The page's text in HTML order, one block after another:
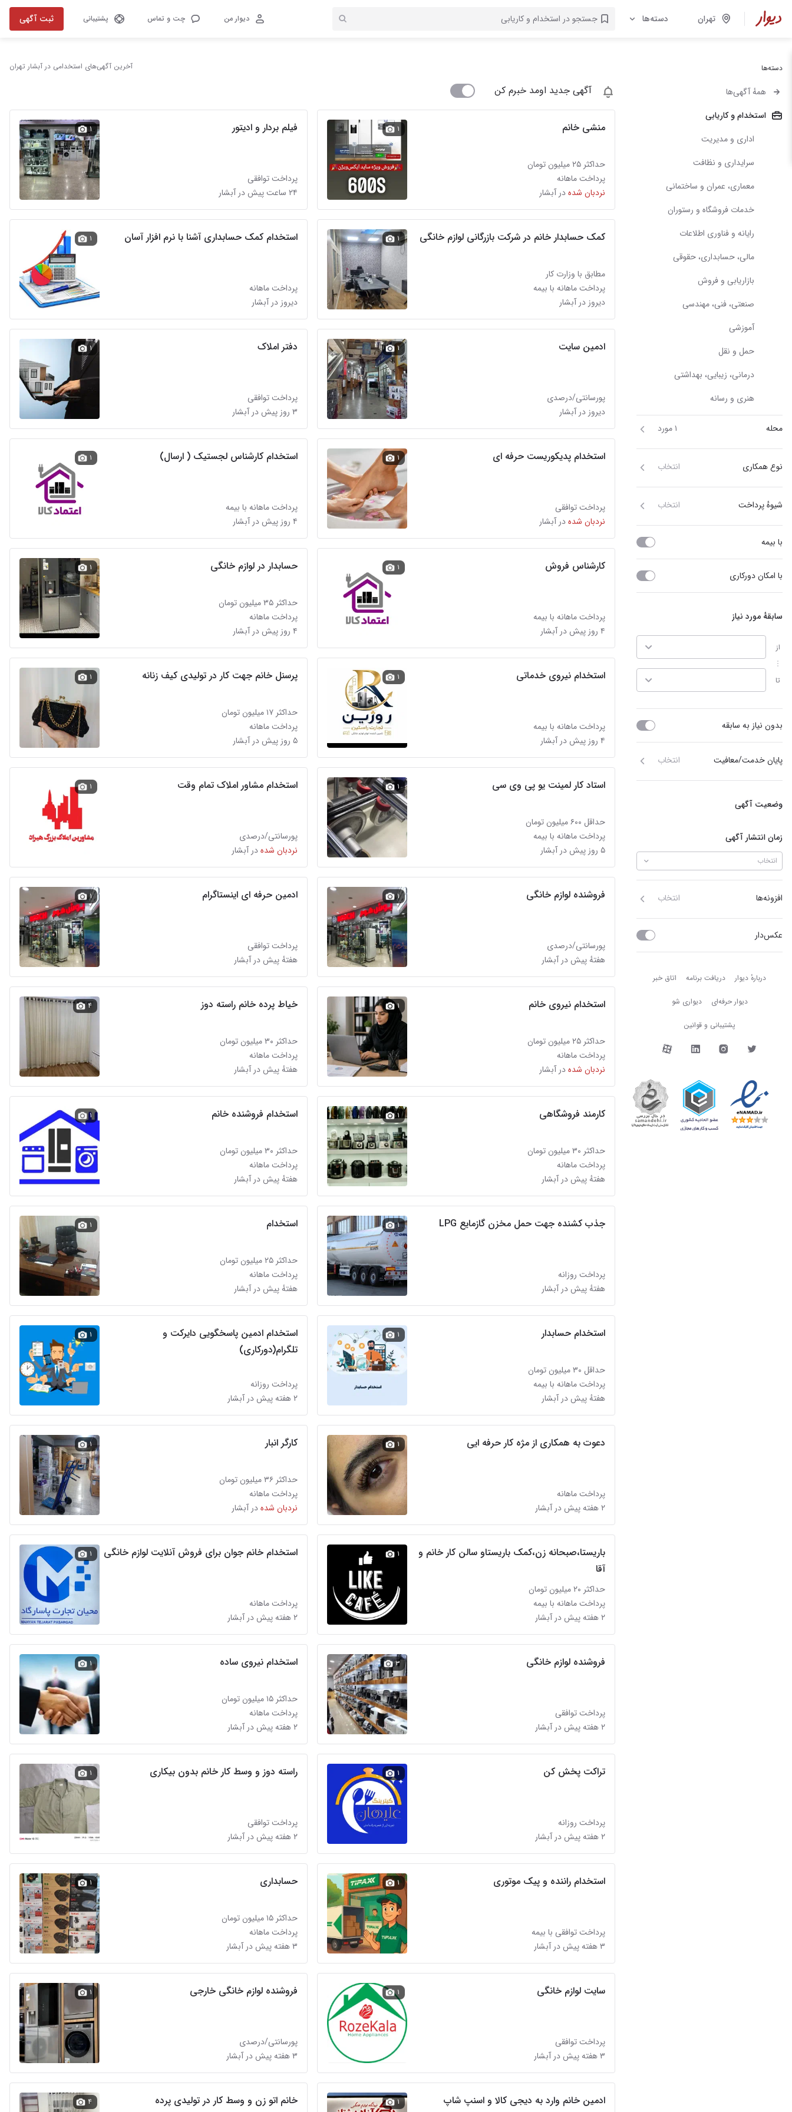
تهران دسته‌ها دیوار من چت و تماس پشتیبانی ثبت آگهی
دسته‌ها
همهٔ آگهی‌ها
استخدام و کاریابی
اداری و مدیریت
سرایداری و نظافت
معماری، عمران و ساختمانی
خدمات فروشگاه و رستوران
رایانه و فناوری اطلاعات
مالی، حسابداری، حقوقی
بازاریابی و فروش
صنعتی، فنی، مهندسی
آموزشی
حمل و نقل
درمانی، زیبایی، بهداشتی
هنری و رسانه
محله ۱ مورد
نوع همکاری انتخاب
شیوهٔ پرداخت انتخاب
با بیمه
با امکان دورکاری
سابقهٔ مورد نیاز
از
تا
بدون نیاز به سابقه
پایان خدمت/معافیت انتخاب
وضعیت آگهی
زمان انتشار آگهی
انتخاب
افزونه‌ها انتخاب
عکس‌دار
دربارهٔ دیوار دربارهٔ دیوار دریافت برنامه اتاق خبر
دیوار حرفه‌ای دیواری شو
پشتیبانی و قوانین
دیوار در شبکه‌های اجتماعی
آخرین آگهی‌های استخدامی در آبشار تهران
آگهی جدید اومد خبرم کن
منشی خانم
حداکثر ۲۵ میلیون تومان
پرداخت ماهانه
نردبان شدهدر آبشار
۱ فیلم بردار و ادیتور
پرداخت توافقی
۲۴ ساعت پیش در آبشار
۱
کمک حسابدار خانم در شرکت بازرگانی لوازم خانگی
مطابق با وزارت کار
پرداخت ماهانه با بیمه
دیروز در آبشار
۱ استخدام کمک حسابداری آشنا با نرم افزار آسان
پرداخت ماهانه
دیروز در آبشار
۱
ادمین سایت
پورسانتی/درصدی
دیروز در آبشار
۱ دفتر املاک
پرداخت توافقی
۳ روز پیش در آبشار
۱
استخدام پدیکوریست حرفه ای
پرداخت توافقی
نردبان شدهدر آبشار
۱ استخدام کارشناس لجستیک ( ارسال)
پرداخت ماهانه با بیمه
۴ روز پیش در آبشار
۱
کارشناس فروش
پرداخت ماهانه با بیمه
۴ روز پیش در آبشار
۱ حسابدار در لوازم خانگی
حداکثر ۳۵ میلیون تومان
پرداخت ماهانه
۴ روز پیش در آبشار
۱
استخدام نیروی خدماتی
پرداخت ماهانه با بیمه
۴ روز پیش در آبشار
۱ پرسنل خانم جهت کار در تولیدی کیف زنانه
حداکثر ۱۷ میلیون تومان
پرداخت ماهانه
۵ روز پیش در آبشار
۱
استاد کار لمینت یو پی وی سی
حداقل ۶۰۰ میلیون تومان
پرداخت ماهانه با بیمه
۵ روز پیش در آبشار
۱ استخدام مشاور املاک تمام وقت
پورسانتی/درصدی
نردبان شدهدر آبشار
۱
فروشنده لوازم خانگی
پورسانتی/درصدی
هفتهٔ پیش در آبشار
۱ ادمین حرفه ای اینستاگرام
پرداخت توافقی
هفتهٔ پیش در آبشار
۱
استخدام نیروی خانم
حداکثر ۲۵ میلیون تومان
پرداخت ماهانه
نردبان شدهدر آبشار
۱ خیاط پرده خانم راسته دوز
حداکثر ۳۰ میلیون تومان
پرداخت ماهانه
هفتهٔ پیش در آبشار
۴
کارمند فروشگاهی
حداکثر ۳۰ میلیون تومان
پرداخت ماهانه
هفتهٔ پیش در آبشار
۱ استخدام فروشنده خانم
حداکثر ۳۰ میلیون تومان
پرداخت ماهانه
هفتهٔ پیش در آبشار
۱
جذب کشنده جهت حمل مخزن گازمایع LPG
پرداخت روزانه
هفتهٔ پیش در آبشار
۱ استخدام
حداکثر ۲۵ میلیون تومان
پرداخت ماهانه
هفتهٔ پیش در آبشار
۱
استخدام حسابدار
حداقل ۳۰ میلیون تومان
پرداخت ماهانه با بیمه
هفتهٔ پیش در آبشار
۱
استخدام ادمین پاسخگویی دایرکت و
تلگرام(دورکاری)
پرداخت روزانه
۲ هفته پیش در آبشار
۱
دعوت به همکاری از مژه کار حرفه ایی
پرداخت ماهانه
۲ هفته پیش در آبشار
۱ کارگر انبار
حداکثر ۳۶ میلیون تومان
پرداخت ماهانه
نردبان شدهدر آبشار
۱
باریستا،صبحانه زن،کمک باریستاو سالن کار خانم و
آقا
حداکثر ۲۰ میلیون تومان
پرداخت ماهانه با بیمه
۲ هفته پیش در آبشار
۱ استخدام خانم جوان برای فروش آنلایت لوازم خانگی
پرداخت ماهانه
۲ هفته پیش در آبشار
۱
فروشنده لوازم خانگی
پرداخت توافقی
۲ هفته پیش در آبشار
۳ استخدام نیروی ساده
حداکثر ۱۵ میلیون تومان
پرداخت ماهانه
۲ هفته پیش در آبشار
۱
تراکت پخش کن
پرداخت روزانه
۲ هفته پیش در آبشار
۱ راسته دوز و وسط کار خانم بدون بیکاری
پرداخت توافقی
۲ هفته پیش در آبشار
۱
استخدام راننده و پیک موتوری
پرداخت توافقی با بیمه
۳ هفته پیش در آبشار
۱ حسابداری
حداکثر ۱۵ میلیون تومان
پرداخت ماهانه
۳ هفته پیش در آبشار
۱
سایت لوازم خانگی
پرداخت توافقی
۳ هفته پیش در آبشار
۱ فروشنده لوازم خانگی خارجی
پورسانتی/درصدی
۳ هفته پیش در آبشار
۱
ادمین خانم وارد به دیجی کالا و اسنپ شاپ ۱ خانم اتو زن و وسط کار در تولیدی پرده ۴